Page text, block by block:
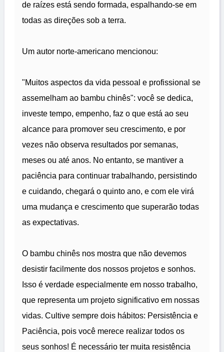
de raízes está sendo formada, espalhando-se em
todas as direções sob a terra.
Um autor norte-americano mencionou:
"Muitos aspectos da vida pessoal e profissional se
assemelham ao bambu chinês": você se dedica,
investe tempo, empenho, faz o que está ao seu
alcance para promover seu crescimento, e por
vezes não observa resultados por semanas,
meses ou até anos. No entanto, se mantiver a
paciência para continuar trabalhando, persistindo
e cuidando, chegará o quinto ano, e com ele virá
uma mudança e crescimento que superarão todas
as expectativas.
O bambu chinês nos mostra que não devemos
desistir facilmente dos nossos projetos e sonhos.
Isso é verdade especialmente em nosso trabalho,
que representa um projeto significativo em nossas
vidas. Cultive sempre dois hábitos: Persistência e
Paciência, pois você merece realizar todos os
seus sonhos! É necessário ter muita resistência